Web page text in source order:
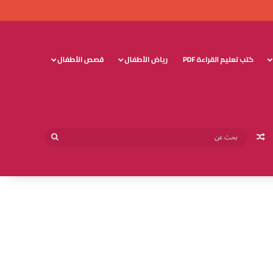
كتب تعليم القراءة PDF رياض الأطفال قصص الأطفال
مقال عشوائي